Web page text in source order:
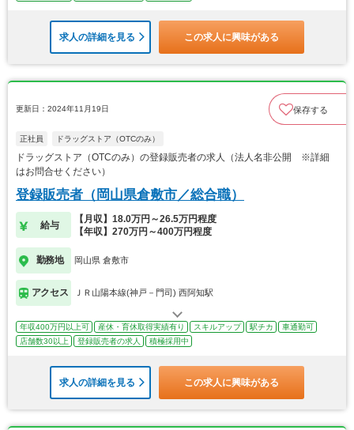
求人の詳細を見る この求人に興味がある
更新日：2024年11月19日 保存する
正社員 ドラッグストア（OTCのみ）
ドラッグストア（OTCのみ）の登録販売者の求人（法人名非公開 ※詳細
はお問合せください）
登録販売者（岡山県倉敷市／総合職）
給与
【月収】18.0万円～26.5万円程度
【年収】270万円～400万円程度
勤務地 岡山県 倉敷市
アクセス ＪＲ山陽本線(神戸－門司) 西阿知駅
年収400万円以上可 産休・育休取得実績有り スキルアップ 駅チカ
車通勤可
店舗数30以上
登録販売者の求人 積極採用中
求人の詳細を見る この求人に興味がある